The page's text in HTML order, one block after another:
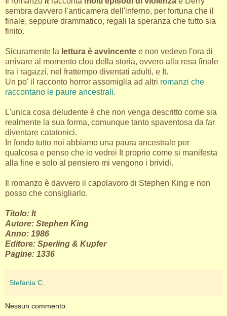
sembra davvero l'anticamera dell'inferno, per fortuna che il
finale, seppure drammatico, regali la speranza che tutto sia
finito.
Sicuramente la lettura è avvincente e non vedevo l'ora di
arrivare al momento clou della storia, ovvero alla resa finale
tra i ragazzi, nel frattempo diventati adulti, e It.
Un po' il racconto horror assomiglia ad altri romanzi che
raccontano le paure ancestrali.
L'unica cosa deludente è che non venga descritto come sia
realmente la sua forma, comunque tanto spaventosa da far
diventare catatonici.
In fondo tutto noi abbiamo una paura ancestrale per
qualcosa e penso che io vedrei It proprio come si manifesta
alla fine e solo al pensiero mi vengono i brividi.
Il romanzo è davvero il capolavoro di Stephen King e non
posso che consigliarlo.
Titolo: It
Autore: Stephen King
Anno: 1986
Editore: Sperling & Kupfer
Pagine: 1336
Stefania C.
Nessun commento: